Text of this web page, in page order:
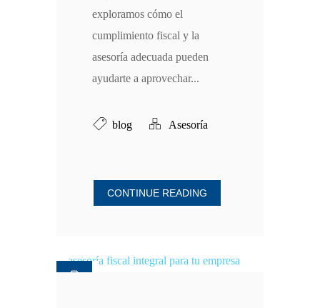
exploramos cómo el
cumplimiento fiscal y la
asesoría adecuada pueden
ayudarte a aprovechar...
blog Asesoría
CONTINUE READING